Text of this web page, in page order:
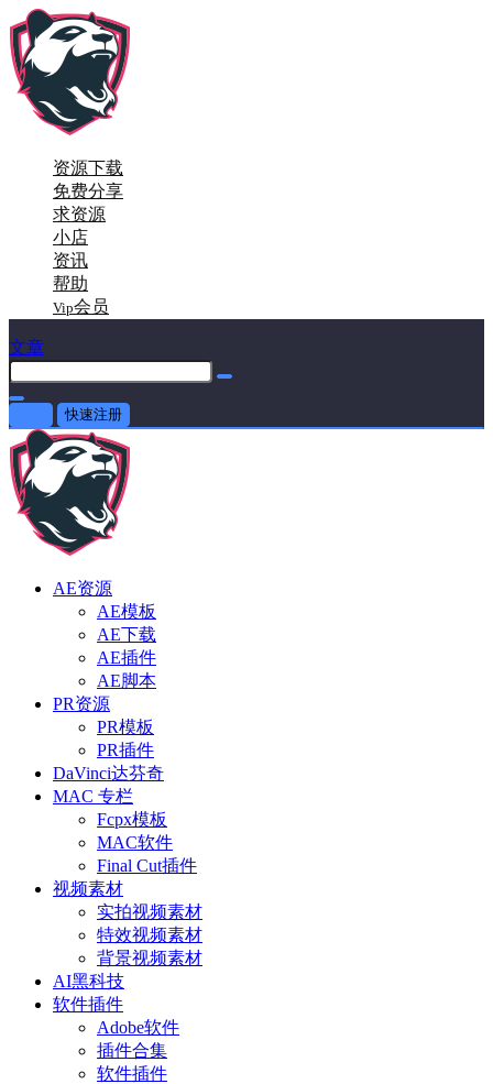
资源下载
免费分享
求资源
小店
资讯
帮助
Vip会员
文章
快速注册
AE资源
AE模板
AE下载
AE插件
AE脚本
PR资源
PR模板
PR插件
DaVinci达芬奇
MAC 专栏
Fcpx模板
MAC软件
Final Cut插件
视频素材
实拍视频素材
特效视频素材
背景视频素材
AI黑科技
软件插件
Adobe软件
插件合集
软件插件